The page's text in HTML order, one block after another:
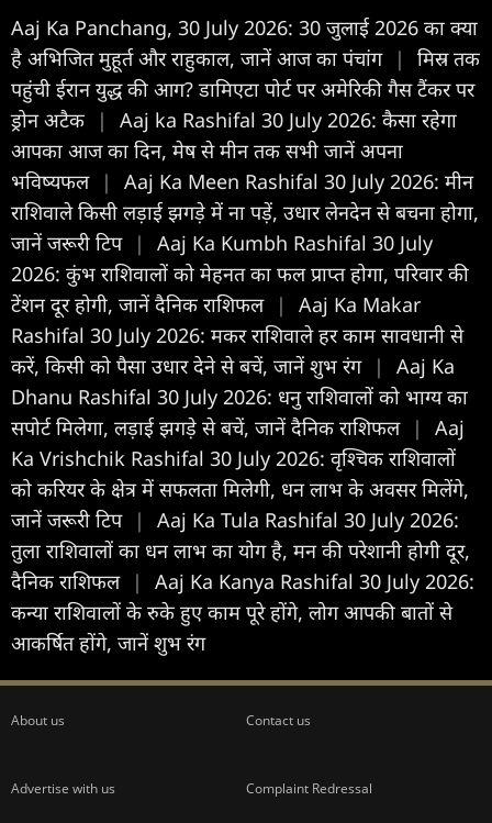
Aaj Ka Panchang, 30 July 2026: 30 जुलाई 2026 का क्या
है अभिजित मुहूर्त और राहुकाल, जानें आज का पंचांग |
मिस्र तक
पहुंची ईरान युद्ध की आग? डामिएटा पोर्ट पर अमेरिकी गैस टैंकर पर
ड्रोन अटैक
|
Aaj ka Rashifal 30 July 2026: कैसा रहेगा
आपका आज का द‍िन, मेष से मीन तक सभी जानें अपना
भविष्यफल |
Aaj Ka Meen Rashifal 30 July 2026: मीन
राशिवाले किसी लड़ाई झगड़े में ना पड़ें, उधार लेनदेन से बचना होगा,
जानें जरूरी टिप |
Aaj Ka Kumbh Rashifal 30 July
2026: कुंभ राशिवालों को मेहनत का फल प्राप्त होगा, परिवार की
टेंशन दूर होगी, जानें दैनिक राशिफल |
Aaj Ka Makar
Rashifal 30 July 2026: मकर राशिवाले हर काम सावधानी से
करें, किसी को पैसा उधार देने से बचें, जानें शुभ रंग |
Aaj Ka
Dhanu Rashifal 30 July 2026: धनु राशिवालों को भाग्य का
सपोर्ट मिलेगा, लड़ाई झगड़े से बचें, जानें दैनिक राशिफल |
Aaj
Ka Vrishchik Rashifal 30 July 2026: वृश्चिक राशिवालों
को करियर के क्षेत्र में सफलता मिलेगी, धन लाभ के अवसर मिलेंगे,
जानें जरूरी टिप |
Aaj Ka Tula Rashifal 30 July 2026:
तुला राशिवालों का धन लाभ का योग है, मन की परेशानी होगी दूर,
दैनिक राशिफल |
Aaj Ka Kanya Rashifal 30 July 2026:
कन्या राशिवालों के रुके हुए काम पूरे होंगे, लोग आपकी बातों से
आकर्षित होंगे, जानें शुभ रंग
About us Contact us
Advertise with us Complaint Redressal